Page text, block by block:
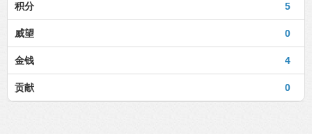
5
积分
0
威望
4
金钱
0
贡献